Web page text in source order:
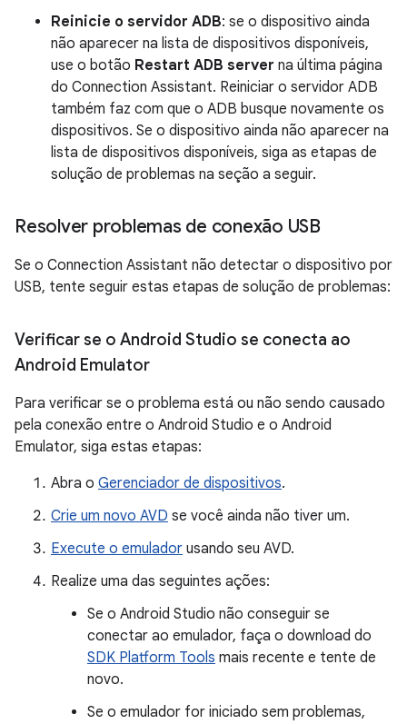
Reinicie o servidor ADB: se o dispositivo ainda
não aparecer na lista de dispositivos disponíveis,
use o botão Restart ADB server na última página
do Connection Assistant. Reiniciar o servidor ADB
também faz com que o ADB busque novamente os
dispositivos. Se o dispositivo ainda não aparecer na
lista de dispositivos disponíveis, siga as etapas de
solução de problemas na seção a seguir.
Resolver problemas de conexão USB
Se o Connection Assistant não detectar o dispositivo por
USB, tente seguir estas etapas de solução de problemas:
Verificar se o Android Studio se conecta ao
Android Emulator
Para verificar se o problema está ou não sendo causado
pela conexão entre o Android Studio e o Android
Emulator, siga estas etapas:
Abra o Gerenciador de dispositivos.
Crie um novo AVD se você ainda não tiver um.
Execute o emulador usando seu AVD.
Realize uma das seguintes ações:
Se o Android Studio não conseguir se
conectar ao emulador, faça o download do
SDK Platform Tools mais recente e tente de
novo.
Se o emulador for iniciado sem problemas,